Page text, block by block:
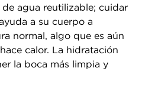
agua reutilizable; cuidar
a su cuerpo a
normal, algo que es aún
calor. La hidratación
la boca más limpia y